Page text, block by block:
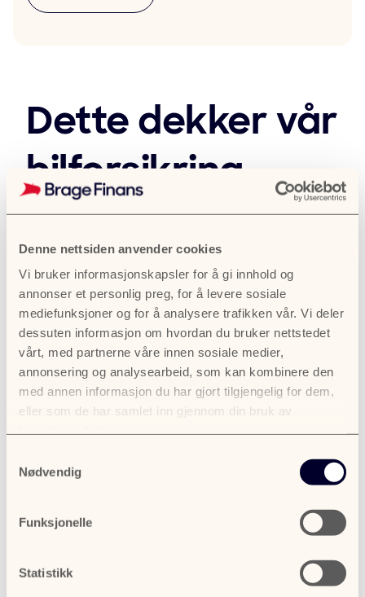
Denne nettsiden anvender cookies
Vi bruker informasjonskapsler for å gi innhold og
annonser et personlig preg, for å levere sosiale
mediefunksjoner og for å analysere trafikken vår. Vi deler
dessuten informasjon om hvordan du bruker nettstedet
vårt, med partnerne våre innen sosiale medier,
annonsering og analysearbeid, som kan kombinere den
med annen informasjon du har gjort tilgjengelig for dem,
eller som de har samlet inn gjennom din bruk av
Nødvendig
Funksjonelle
Statistikk
Dette dekker vår
bilforsikring